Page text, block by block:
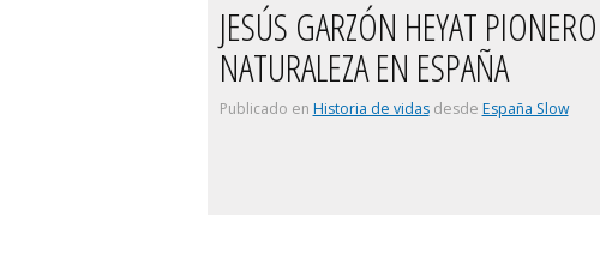
JESÚS GARZÓN HEYAT
NATURALEZA EN ESPAÑA
Publicado en Historia de vidasdesde España Slow